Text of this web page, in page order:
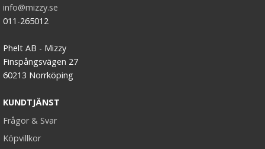
info@mizzy.se
011-265012
Phelt AB - Mizzy
Finspångsvägen 27
60213 Norrköping
KUNDTJÄNST
Frågor & Svar
Köpvillkor